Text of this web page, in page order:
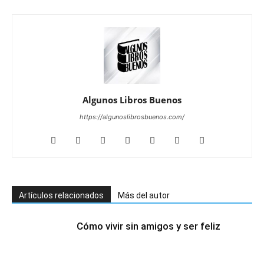
Algunos Libros Buenos
https://algunoslibrosbuenos.com/
Artículos relacionados Más del autor
Cómo vivir sin amigos y ser feliz